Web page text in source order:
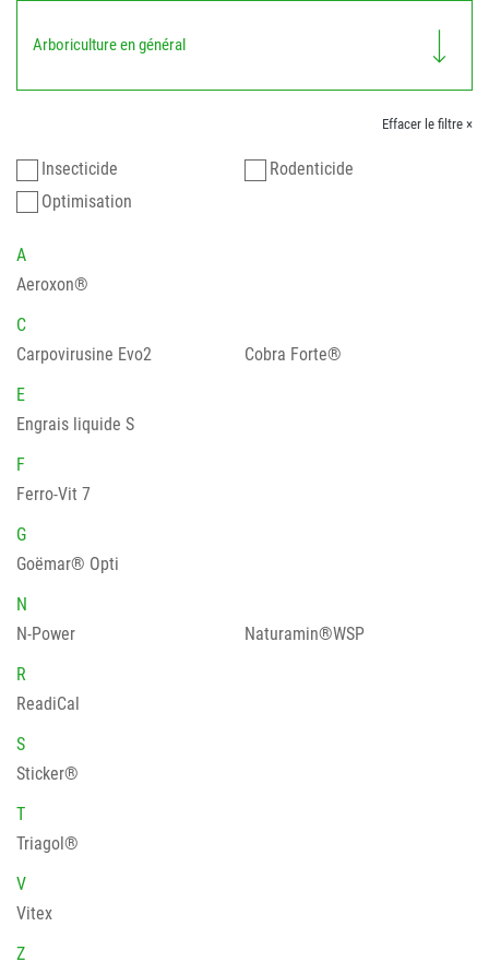
Arboriculture en général
Effacer le filtre ×
Insecticide
Rodenticide
Optimisation
A
Aeroxon®
C
Carpovirusine Evo2
Cobra Forte®
E
Engrais liquide S
F
Ferro-Vit 7
G
Goëmar® Opti
N
N-Power
Naturamin®WSP
R
ReadiCal
S
Sticker®
T
Triagol®
V
Vitex
Z